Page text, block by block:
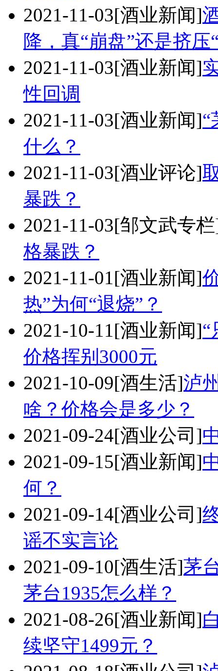
2021-11-03[酒业新闻]
降，真“崩盘”还是挤压
2021-11-03[酒业新闻]
性回调
2021-11-03[酒业新闻]“
什么？
2021-11-03[酒业评论]
暴跌？
2021-11-03[邹文武专
格暴跌？
2021-11-01[酒业新闻]
热”为何“退烧”？
2021-10-11[酒业新闻]“
价格挥别3000元
2021-10-09[酒生活]泸
啥？价格会是多少？
2021-09-24[酒业公司]
2021-09-15[酒业新闻]
何？
2021-09-14[酒业公司]
谣不实言论
2021-09-10[酒生活]茅
茅台1935怎么样？
2021-08-26[酒业新闻]
续坚守1499元？